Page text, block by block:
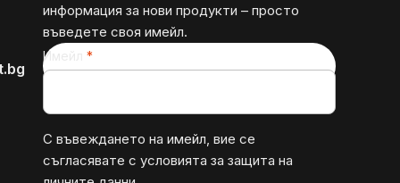
информация за нови продукти – просто
въведете своя имейл.
Имейл
С въвеждането на имейл, вие се
съгласявате с условията за защита на